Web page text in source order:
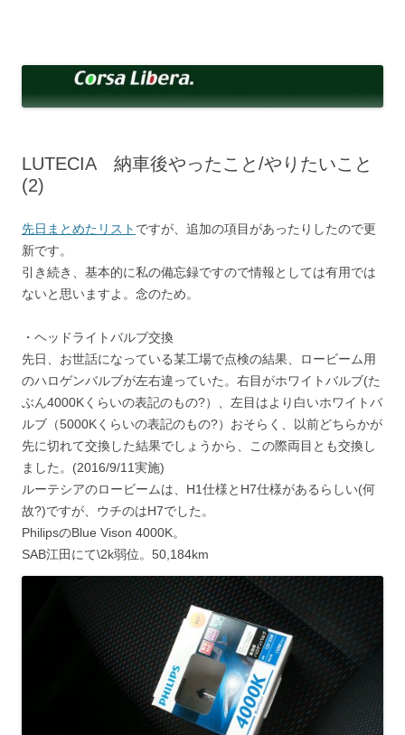
へ
ッ
LUTECIA 納車後やったこと/やりたいこと
(2)
先日まとめたリスト ですが、追加の項目があったりしたので更
新です。
引き続き、基本的に私の備忘録ですので情報としては有用では
ないと思いますよ。念のため。
・ヘッドライトバルブ交換
先日、お世話になっている某工場で点検の結果、ロービーム用
のハロゲンバルブが左右違っていた。右目がホワイトバルブ(た
ぶん4000Kくらいの表記のもの?）、左目はより白いホワイトバ
ルブ（5000Kくらいの表記のもの?）おそらく、以前どちらかが
先に切れて交換した結果でしょうから、この際両目とも交換し
ました。(2016/9/11実施)
ルーテシアのロービームは、H1仕様とH7仕様があるらしい(何
故?)ですが、ウチのはH7でした。
PhilipsのBlue Vison 4000K。
SAB江田にて\2k弱位。50,184km